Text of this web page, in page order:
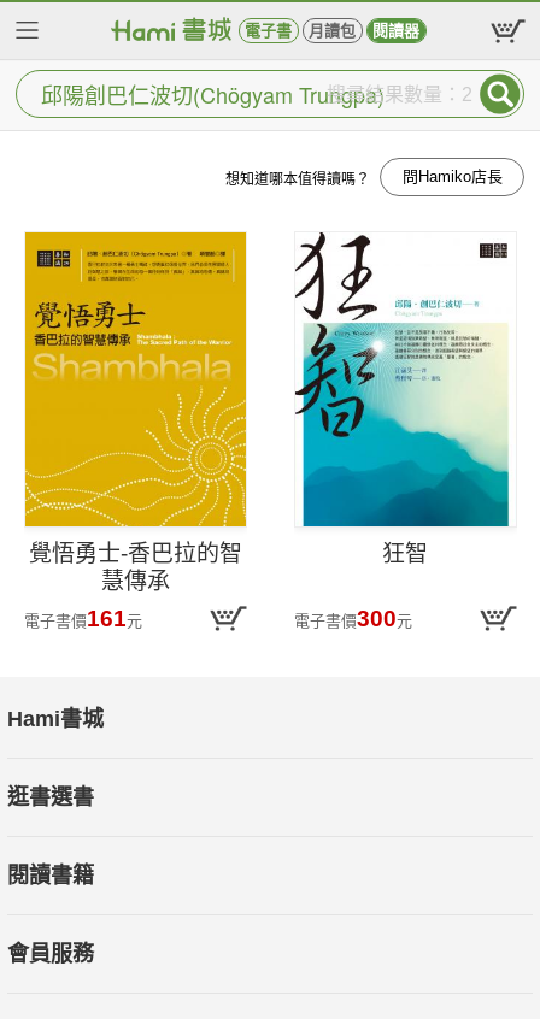
電子書 月讀包 閱讀器
搜尋結果數量：2
想知道哪本值得讀嗎？ 問Hamiko店長
覺悟勇士-香巴拉的智
慧傳承
電子書價161元
狂智
電子書價300元
Hami書城
逛書選書
閱讀書籍
會員服務